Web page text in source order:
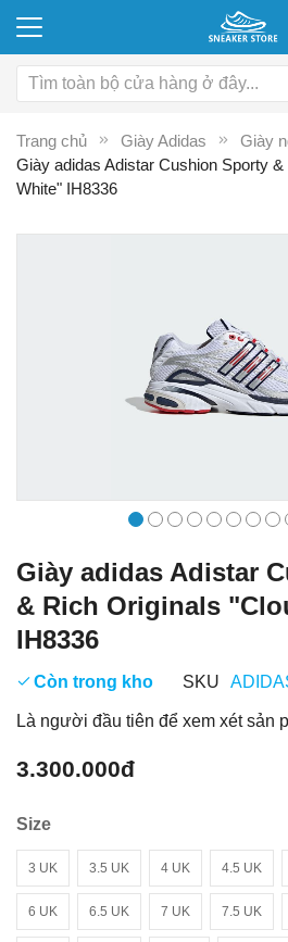
Trang chủ Giày Adidas
Giày
Giày adidas Adistar Cushion Sporty
White" IH8336
Giày adidas Adistar
& Rich Originals
IH8336
Còn trong kho SKU
Là người đầu tiên để xem xét sản
3.300.000đ
Size
3 UK 3.5 UK 4 UK 4.5 UK
6 UK 6.5 UK 7 UK 7.5 UK